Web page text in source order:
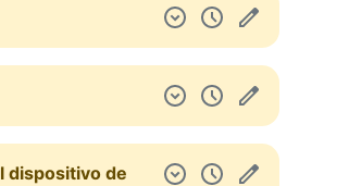
dispositivo de